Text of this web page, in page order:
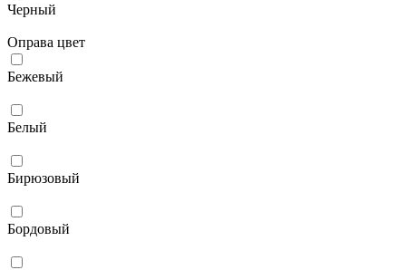
Черный
Оправа цвет
Бежевый
Белый
Бирюзовый
Бордовый